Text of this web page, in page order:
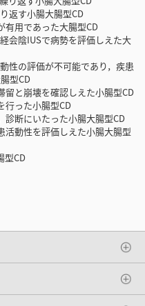
す小腸大腸型CD
用であった大腸型CD
陰IUSで病勢を評価しえた大
の評価が不可能であり，疾患
型CD
と崩壊を確認しえた小腸型CD
った小腸型CD
断にいたった小腸大腸型CD
動性を評価しえた小腸大腸型
CD